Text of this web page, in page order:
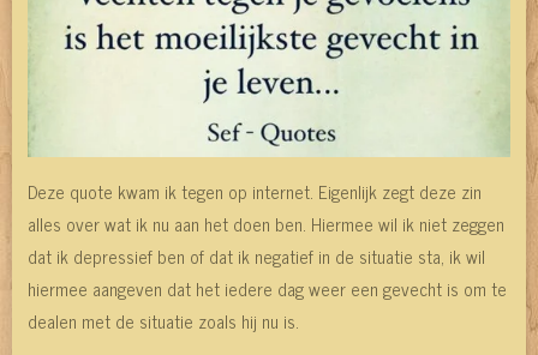
Deze quote kwam ik tegen op internet. Eigenlijk zegt deze zin
alles over wat ik nu aan het doen ben. Hiermee wil ik niet zeggen
dat ik depressief ben of dat ik negatief in de situatie sta, ik wil
hiermee aangeven dat het iedere dag weer een gevecht is om te
dealen met de situatie zoals hij nu is.